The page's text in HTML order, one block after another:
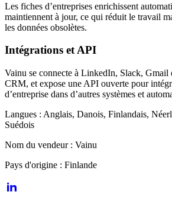
Les fiches d’entreprises enrichissent
maintiennent à jour, ce qui réduit le travail
les données obsolètes.
Intégrations et API
Vainu se connecte à LinkedIn, Slack, Gmail
CRM, et expose une API ouverte pour
d’entreprise dans d’autres systèmes et
Langues : Anglais, Danois, Finlandais,
Suédois
Nom du vendeur : Vainu
Pays d'origine : Finlande